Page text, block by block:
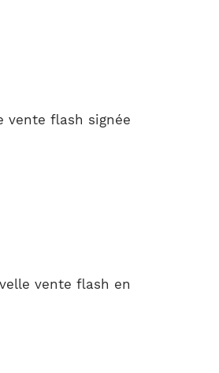
vente flash signée
vente flash en